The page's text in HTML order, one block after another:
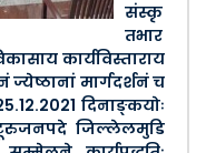
संस्कृ
तभार
कार्यविस्ताराय
मार्गदर्शनं च
दिनाङ्कयोः
जिल्लेलमुडि